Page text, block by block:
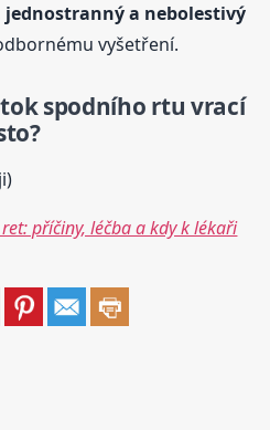
jednostranný a nebolestivý
vyšetření.
spodního rtu vrací
příčiny, léčba a kdy k lékaři